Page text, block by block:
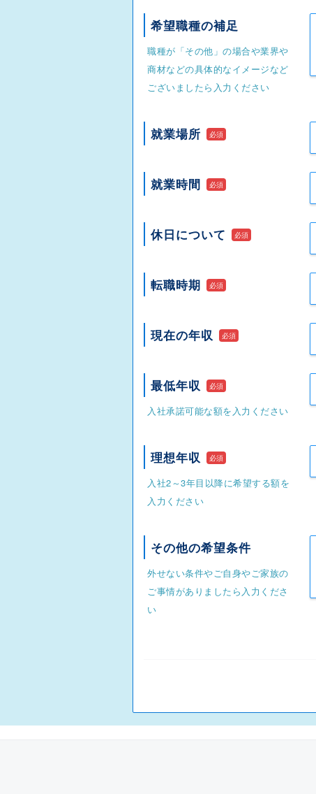
希望職種の補足
職種が「その他」の場合や業界や
商材などの具体的なイメージなど
ございましたら入力ください
就業場所 必須
就業時間 必須
休日について 必須
転職時期 必須
現在の年収 必須
最低年収 必須
入社承諾可能な額を入力ください
理想年収 必須
入社2～3年目以降に希望する額を
入力ください
その他の希望条件
外せない条件やご自身やご家族の
ご事情がありましたら入力くださ
い